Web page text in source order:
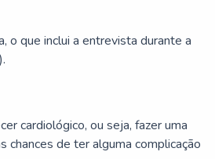
o que inclui a entrevista durante a
cardiológico, ou seja, fazer uma
chances de ter alguma complicação